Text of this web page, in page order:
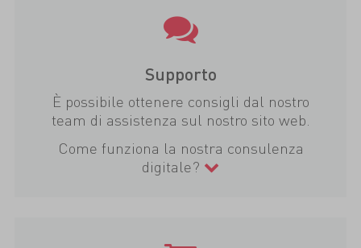
Supporto
È possibile ottenere consigli dal nostro
team di assistenza sul nostro sito web.
Come funziona la nostra consulenza
digitale?